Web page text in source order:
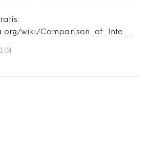
wiki/Comparison_of_Inte …